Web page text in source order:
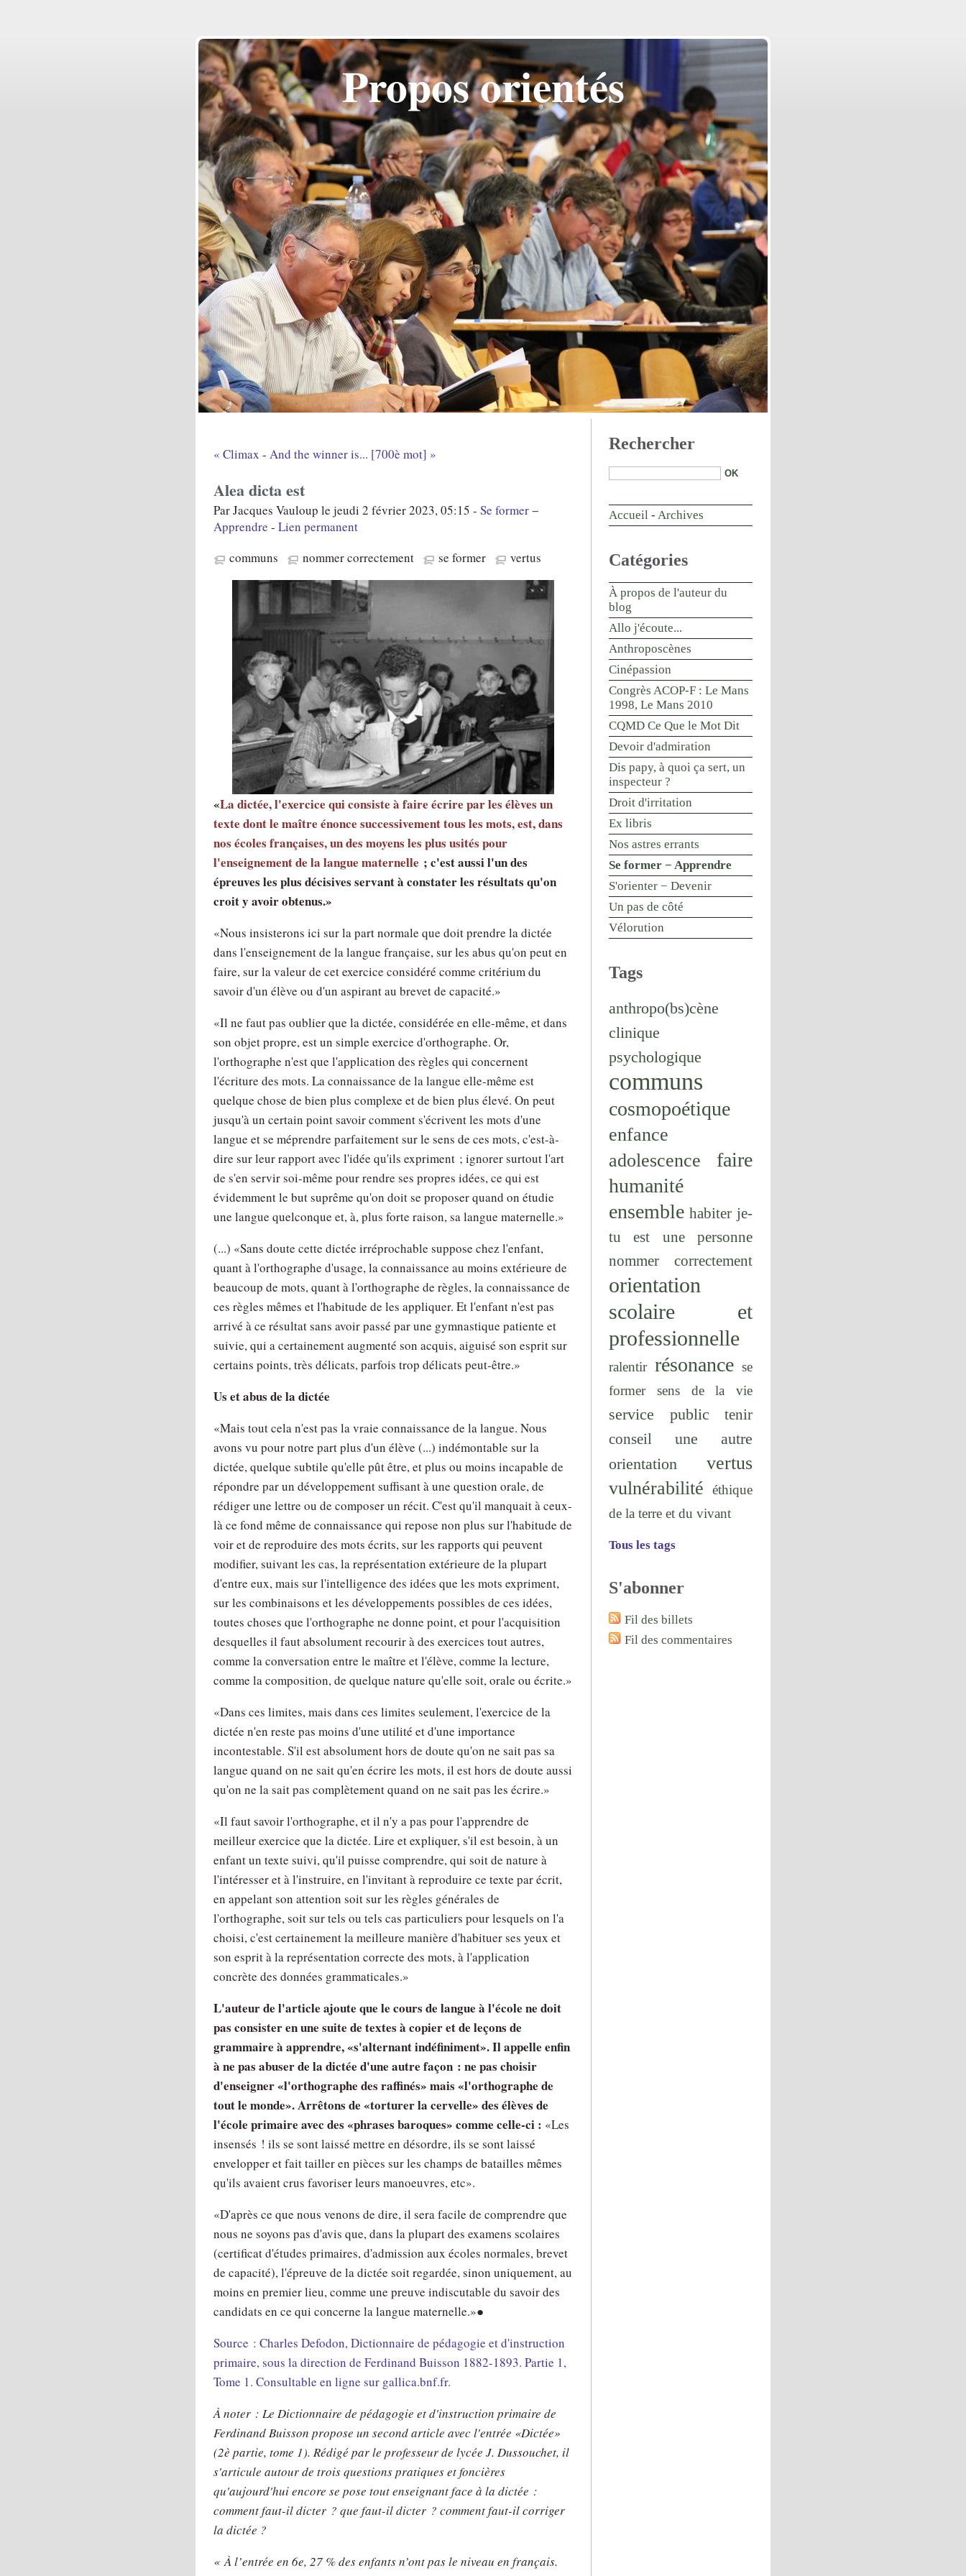
Propos orientés
« Climax - And the winner is... [700è mot] »
Alea dicta est
Par Jacques Vauloup le jeudi 2 février 2023, 05:15 - Se former −
Apprendre - Lien permanent
communs
nommer correctement se former vertus
La dictée, l'exercice qui consiste à faire écrire par les élèves un
texte dont le maître énonce successivement tous les mots, est, dans
nos écoles françaises, un des moyens les plus usités pour
l'enseignement de la langue maternelle ; c'est aussi l'un des
épreuves les plus décisives servant à constater les résultats qu'on
croit y avoir obtenus.
Nous insisterons ici sur la part normale que doit prendre la dictée
dans l'enseignement de la langue française, sur les abus qu'on peut en
faire, sur la valeur de cet exercice considéré comme critérium du
savoir d'un élève ou d'un aspirant au brevet de capacité.
Il ne faut pas oublier que la dictée, considérée en elle-même, et dans
son objet propre, est un simple exercice d'orthographe. Or,
l'orthographe n'est que l'application des règles qui concernent
l'écriture des mots. La connaissance de la langue elle-même est
quelque chose de bien plus complexe et de bien plus élevé. On peut
jusqu'à un certain point savoir comment s'écrivent les mots d'une
langue et se méprendre parfaitement sur le sens de ces mots, c'est-à-
dire sur leur rapport avec l'idée qu'ils expriment ; ignorer surtout l'art
de s'en servir soi-même pour rendre ses propres idées, ce qui est
évidemment le but suprême qu'on doit se proposer quand on étudie
une langue quelconque et, à, plus forte raison, sa langue maternelle.
(...)
Sans doute cette dictée irréprochable suppose chez l'enfant,
quant à l'orthographe d'usage, la connaissance au moins extérieure de
beaucoup de mots, quant à l'orthographe de règles, la connaissance de
ces règles mêmes et l'habitude de les appliquer. Et l'enfant n'est pas
arrivé à ce résultat sans avoir passé par une gymnastique patiente et
suivie, qui a certainement augmenté son acquis, aiguisé son esprit sur
certains points, très délicats, parfois trop délicats peut-être.
Us et abus de la dictée
Mais tout cela n'est pas la vraie connaissance de la langue. Nous
avons vu pour notre part plus d'un élève (...) indémontable sur la
dictée, quelque subtile qu'elle pût être, et plus ou moins incapable de
répondre par un développement suffisant à une question orale, de
rédiger une lettre ou de composer un récit. C'est qu'il manquait à ceux-
là ce fond même de connaissance qui repose non plus sur l'habitude de
voir et de reproduire des mots écrits, sur les rapports qui peuvent
modifier, suivant les cas, la représentation extérieure de la plupart
d'entre eux, mais sur l'intelligence des idées que les mots expriment,
sur les combinaisons et les développements possibles de ces idées,
toutes choses que l'orthographe ne donne point, et pour l'acquisition
desquelles il faut absolument recourir à des exercices tout autres,
comme la conversation entre le maître et l'élève, comme la lecture,
comme la composition, de quelque nature qu'elle soit, orale ou écrite.
Dans ces limites, mais dans ces limites seulement, l'exercice de la
dictée n'en reste pas moins d'une utilité et d'une importance
incontestable. S'il est absolument hors de doute qu'on ne sait pas sa
langue quand on ne sait qu'en écrire les mots, il est hors de doute aussi
qu'on ne la sait pas complètement quand on ne sait pas les écrire.
Il faut savoir l'orthographe, et il n'y a pas pour l'apprendre de
meilleur exercice que la dictée. Lire et expliquer, s'il est besoin, à un
enfant un texte suivi, qu'il puisse comprendre, qui soit de nature à
l'intéresser et à l'instruire, en l'invitant à reproduire ce texte par écrit,
en appelant son attention soit sur les règles générales de
l'orthographe, soit sur tels ou tels cas particuliers pour lesquels on l'a
choisi, c'est certainement la meilleure manière d'habituer ses yeux et
son esprit à la représentation correcte des mots, à l'application
concrète des données grammaticales.
L'auteur de l'article ajoute que le cours de langue à l'école ne doit
pas consister en une suite de textes à copier et de leçons de
grammaire à apprendre, s'alternant indéfiniment . Il appelle enfin
à ne pas abuser de la dictée d'une autre façon : ne pas choisir
d'enseigner l'orthographe des raffinés mais l'orthographe de
tout le monde . Arrêtons de torturer la cervelle des élèves de
l'école primaire avec des phrases baroques comme celle-ci :
Les
insensés ! ils se sont laissé mettre en désordre, ils se sont laissé
envelopper et fait tailler en pièces sur les champs de batailles mêmes
qu'ils avaient crus favoriser leurs manoeuvres, etc .
D'après ce que nous venons de dire, il sera facile de comprendre que
nous ne soyons pas d'avis que, dans la plupart des examens scolaires
(certificat d'études primaires, d'admission aux écoles normales, brevet
de capacité), l'épreuve de la dictée soit regardée, sinon uniquement, au
moins en premier lieu, comme une preuve indiscutable du savoir des
candidats en ce qui concerne la langue maternelle. ●
Source : Charles Defodon, Dictionnaire de pédagogie et d'instruction
primaire, sous la direction de Ferdinand Buisson 1882-1893. Partie 1,
Tome 1. Consultable en ligne sur gallica.bnf.fr.
À noter : Le Dictionnaire de pédagogie et d'instruction primaire de
Ferdinand Buisson propose un second article avec l'entrée
Dictée
(2è partie, tome 1). Rédigé par le professeur de lycée J. Dussouchet, il
s'articule autour de trois questions pratiques et foncières
qu'aujourd'hui encore se pose tout enseignant face à la dictée :
comment faut-il dicter ? que faut-il dicter ? comment faut-il corriger
la dictée ?
« À l’entrée en 6e, 27 % des enfants n’ont pas le niveau en français.
Rechercher
Accueil - Archives
Catégories
À propos de l'auteur du
blog
Allo j'écoute...
Anthroposcènes
Cinépassion
Congrès ACOP-F : Le Mans
1998, Le Mans 2010
CQMD Ce Que le Mot Dit
Devoir d'admiration
Dis papy, à quoi ça sert, un
inspecteur ?
Droit d'irritation
Ex libris
Nos astres errants
Se former − Apprendre
S'orienter − Devenir
Un pas de côté
Vélorution
Tags
anthropo(bs)cène
clinique
psychologique
communs
cosmopoétique
enfance
adolescence
faire
humanité
ensemble habiter je-
tu est une personne
nommer correctement
orientation
scolaire et
professionnelle
ralentir résonance se
former
sens de la vie
service public
tenir
conseil
une autre
orientation
vertus
vulnérabilité
éthique
de la terre et du vivant
Tous les tags
S'abonner
Fil des billets
Fil des commentaires